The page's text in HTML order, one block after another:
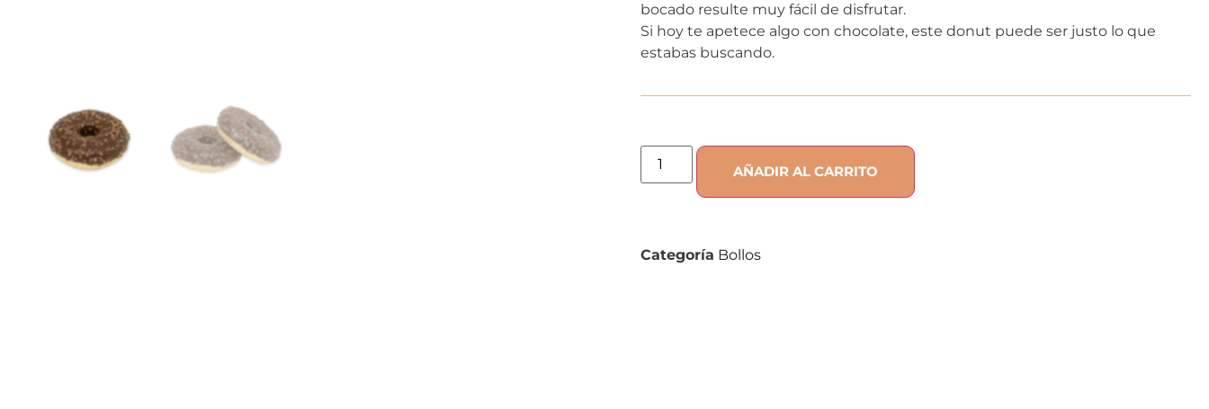
bocado resulte muy fácil de disfrutar.
Si hoy te apetece algo con chocolate, este donut puede ser justo lo que
estabas buscando.
AÑADIR AL CARRITO
Categoría Bollos